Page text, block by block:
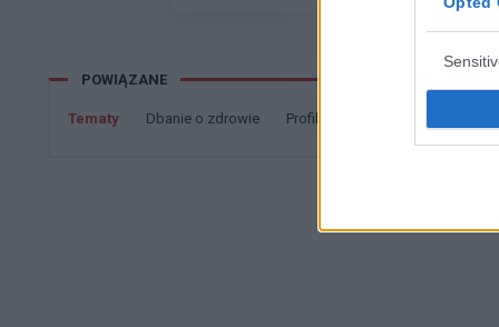
POWIĄZANE
Tematy dbanie o zdrowie profilaktyka profilaktyka